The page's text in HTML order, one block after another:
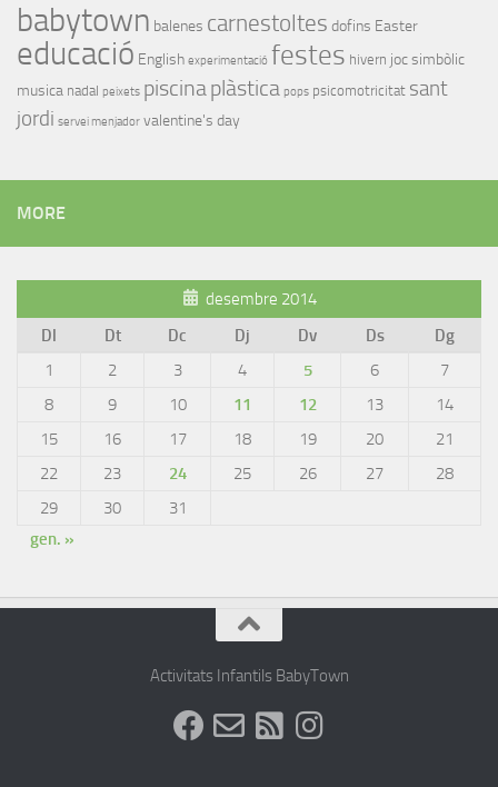
babytown balenes carnestoltes dofins Easter
educació English experimentació festes hivern joc simbòlic
musica nadal peixets piscinaplàstica pops psicomotricitat sant
jordi servei menjador valentine's day
MORE
desembre 2014
Dl
Dt Dc Dj Dv Ds
Dg
1
2 3 4 5 6
7
8
9 10 11 12 13
14
15
16 17 18 19 20
21
22
23 24 25 26 27
28
29
30
31
gen. »
Activitats Infantils BabyTown